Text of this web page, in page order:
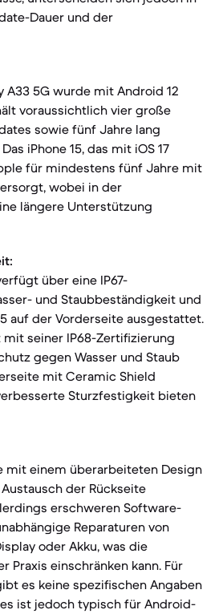
Dauer und der
A33 5G wurde mit Android 12
voraussichtlich vier große
sowie fünf Jahre lang
iPhone 15, das mit iOS 17
für mindestens fünf Jahre mit
wobei in der
längere Unterstützung
über eine IP67-
und Staubbeständigkeit und
auf der Vorderseite ausgestattet.
mit seiner IP68-Zertifizierung
gegen Wasser und Staub
mit Ceramic Shield
Sturzfestigkeit bieten
mit einem überarbeiteten Design
der Rückseite
erschweren Software-
Reparaturen von
oder Akku, was die
Praxis einschränken kann. Für
es keine spezifischen Angaben
ist jedoch typisch für Android-